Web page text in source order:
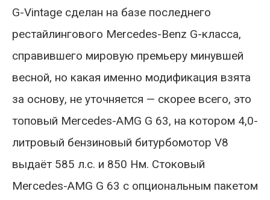
G-Vintage сделан на базе последнего
рестайлингового Mercedes-Benz G-класса,
справившего мировую премьеру минувшей
весной, но какая именно модификация взята
за основу, не уточняется — скорее всего, это
топовый Mercedes-AMG G 63, на котором 4,0-
литровый бензиновый битурбомотор V8
выдаёт 585 л.с. и 850 Нм. Стоковый
Mercedes-AMG G 63 с опциональным пакетом